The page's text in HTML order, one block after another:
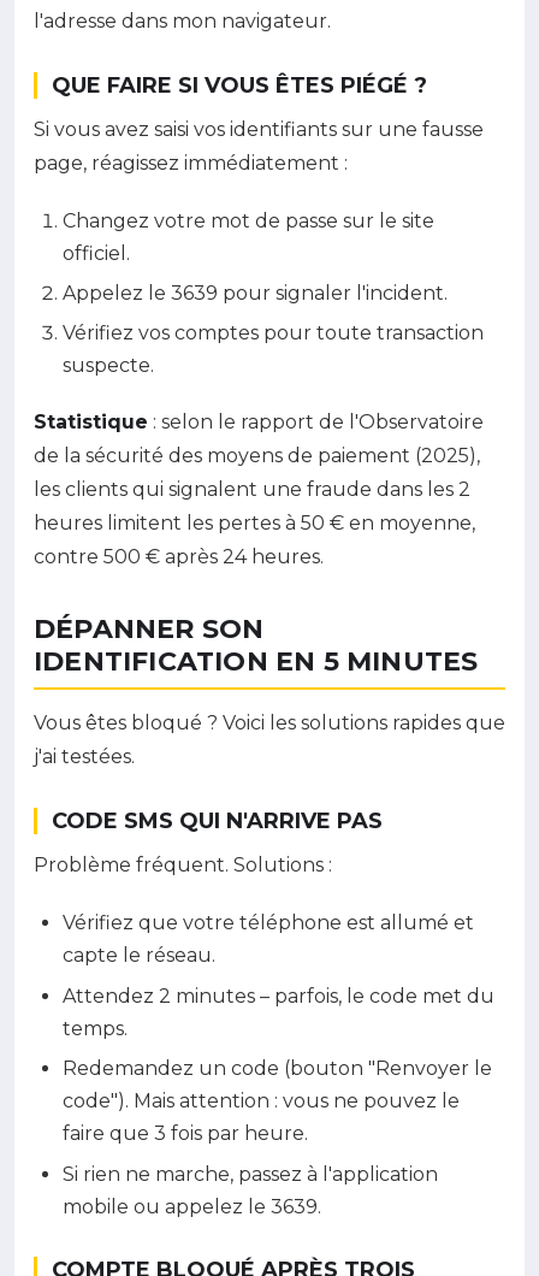
l'adresse dans mon navigateur.
QUE FAIRE SI VOUS ÊTES PIÉGÉ ?
Si vous avez saisi vos identifiants sur une fausse
page, réagissez immédiatement :
Changez votre mot de passe sur le site
officiel.
Appelez le 3639 pour signaler l'incident.
Vérifiez vos comptes pour toute transaction
suspecte.
Statistique : selon le rapport de l'Observatoire
de la sécurité des moyens de paiement (2025),
les clients qui signalent une fraude dans les 2
heures limitent les pertes à 50 € en moyenne,
contre 500 € après 24 heures.
DÉPANNER SON
IDENTIFICATION EN 5 MINUTES
Vous êtes bloqué ? Voici les solutions rapides que
j'ai testées.
CODE SMS QUI N'ARRIVE PAS
Problème fréquent. Solutions :
Vérifiez que votre téléphone est allumé et
capte le réseau.
Attendez 2 minutes – parfois, le code met du
temps.
Redemandez un code (bouton "Renvoyer le
code"). Mais attention : vous ne pouvez le
faire que 3 fois par heure.
Si rien ne marche, passez à l'application
mobile ou appelez le 3639.
COMPTE BLOQUÉ APRÈS TROIS